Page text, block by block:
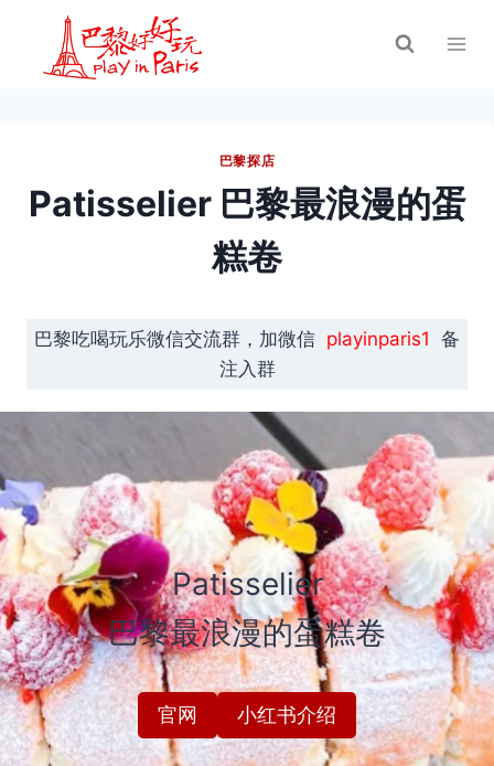
巴黎探店
Patisselier 巴黎最浪漫的蛋
糕卷
巴黎吃喝玩乐微信交流群，加微信 playinparis1 备
注入群
Patisselier
巴黎最浪漫的蛋糕卷
官网 小红书介绍